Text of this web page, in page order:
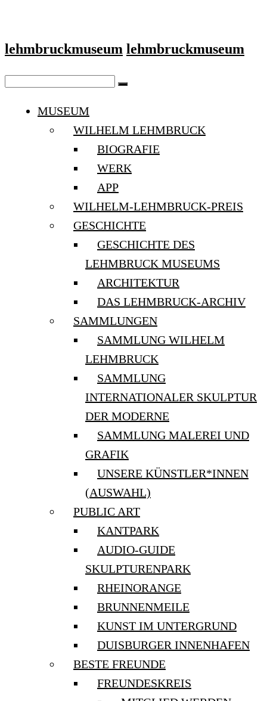
lehmbruckmuseum lehmbruckmuseum
MUSEUM
WILHELM LEHMBRUCK
BIOGRAFIE
WERK
APP
WILHELM-LEHMBRUCK-PREIS
GESCHICHTE
GESCHICHTE DES
LEHMBRUCK MUSEUMS
ARCHITEKTUR
DAS LEHMBRUCK-ARCHIV
SAMMLUNGEN
SAMMLUNG WILHELM
LEHMBRUCK
SAMMLUNG
INTERNATIONALER SKULPTUR
DER MODERNE
SAMMLUNG MALEREI UND
GRAFIK
UNSERE KÜNSTLER*INNEN
(AUSWAHL)
PUBLIC ART
KANTPARK
AUDIO-GUIDE
SKULPTURENPARK
RHEINORANGE
BRUNNENMEILE
KUNST IM UNTERGRUND
DUISBURGER INNENHAFEN
BESTE FREUNDE
FREUNDESKREIS